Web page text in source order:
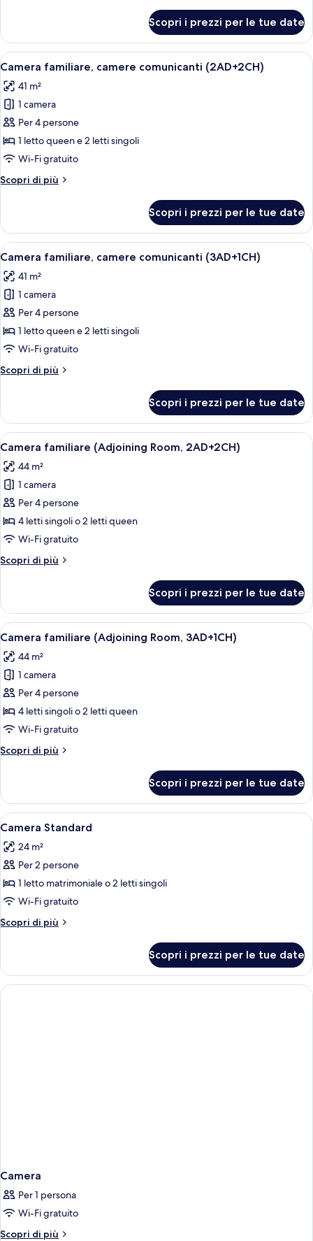
3
adults)
Standard
(Extra
Bed
adults)
Scopri i prezzi per le tue date
Apri
tutte
le
foto
per
Camera
familiare,
comunicanti
Una camera d'albergo con un letto
8
Camera familiare, camere comunicanti (2AD+2CH)
41 m²
1 camera
Per 4 persone
1 letto queen e 2 letti singoli
Wi-Fi gratuito
Scopri di più
Altri
familiare,
camere
comunicanti
Scopri i prezzi per le tue date
Apri
tutte
le
foto
per
Camera
familiare,
comunicanti
Una camera d'albergo con un letto
8
Camera familiare, camere comunicanti (3AD+1CH)
41 m²
1 camera
Per 4 persone
1 letto queen e 2 letti singoli
Wi-Fi gratuito
Scopri di più
Altri
familiare,
camere
comunicanti
Scopri i prezzi per le tue date
Apri
tutte
le
foto
per
Camera
familiare
Room,
Una camera d'albergo con un letto
8
Camera familiare (Adjoining Room, 2AD+2CH)
44 m²
1 camera
Per 4 persone
4 letti singoli o 2 letti queen
Wi-Fi gratuito
Scopri di più
Altri
familiare
(Adjoining
Room,
Scopri i prezzi per le tue date
Apri
tutte
le
foto
per
Camera
familiare
Room,
Una camera d'albergo con un letto
8
Camera familiare (Adjoining Room, 3AD+1CH)
44 m²
1 camera
Per 4 persone
4 letti singoli o 2 letti queen
Wi-Fi gratuito
Scopri di più
Altri
familiare
(Adjoining
Room,
Scopri i prezzi per le tue date
Apri
tutte
le
foto
per
Camera
Standard
Una camera d'albergo con un letto
8
Camera Standard
24 m²
Per 2 persone
1 letto matrimoniale o 2 letti singoli
Wi-Fi gratuito
Scopri di più
Altri
Standard
Scopri i prezzi per le tue date
Camera
Per 1 persona
Wi-Fi gratuito
Scopri di più
Altri